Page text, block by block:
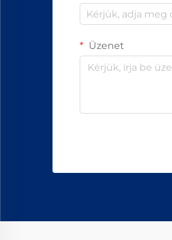
Üzenet